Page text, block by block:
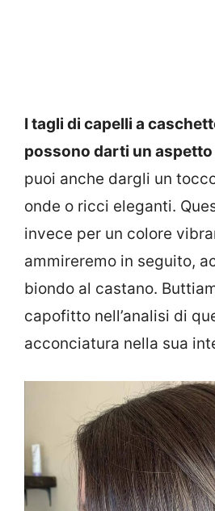
I tagli di capelli a
possono darti un
puoi anche dargli un
onde o ricci eleganti.
invece per un colore
ammireremo in seguito,
biondo al castano.
capofitto nell’analisi di
acconciatura nella sua